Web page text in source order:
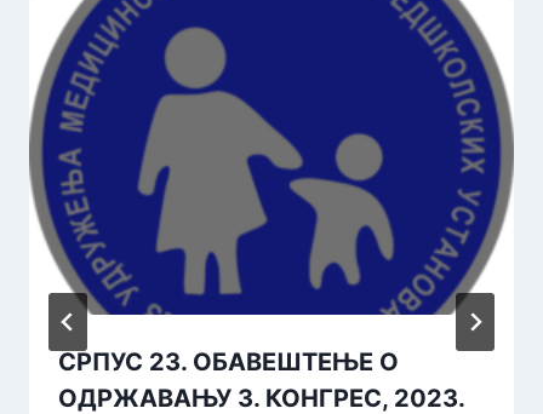
СРПУС 23. ОБАВЕШТЕЊЕ О
ОДРЖАВАЊУ 3. КОНГРЕС, 2023.